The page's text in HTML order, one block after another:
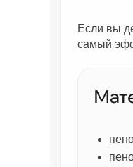
Если вы
самый